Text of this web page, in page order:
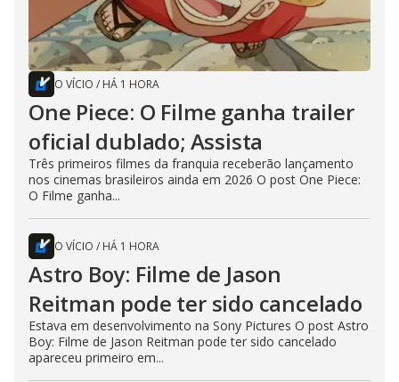
O VÍCIO / HÁ 1 HORA
One Piece: O Filme ganha trailer
oficial dublado; Assista
Três primeiros filmes da franquia receberão lançamento
nos cinemas brasileiros ainda em 2026 O post One Piece:
O Filme ganha...
O VÍCIO / HÁ 1 HORA
Astro Boy: Filme de Jason
Reitman pode ter sido cancelado
Estava em desenvolvimento na Sony Pictures O post Astro
Boy: Filme de Jason Reitman pode ter sido cancelado
apareceu primeiro em...